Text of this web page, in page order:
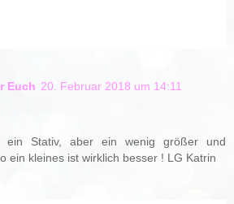
Euch 20. Februar 2018 um 14:11
ein Stativ, aber ein wenig größer und
ein kleines ist wirklich besser ! LG Katrin